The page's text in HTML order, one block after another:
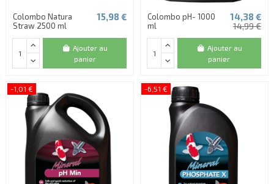
Colombo Natura
Straw 2500 ml
15,98 €
Ajouter au
panier
Colombo pH- 1000
ml
14,38 €
14,99 €
Ajouter au
panier
-1,01 € -6,51 €